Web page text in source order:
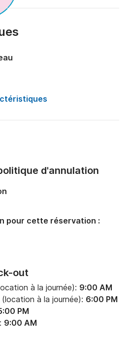
out
à la journée): 9:00 AM
à la journée): 6:00 PM
PM
9:00 AM
d'annulation
pour cette réservation :